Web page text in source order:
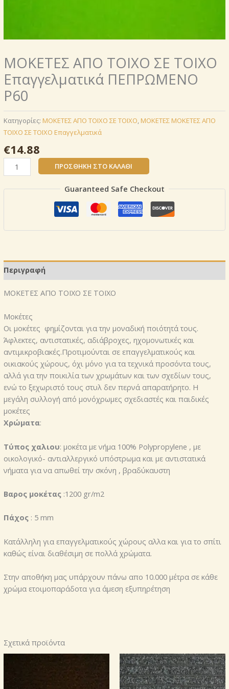
ΜΟΚΕΤΕΣ ΑΠΟ ΤΟΙΧΟ ΣΕ ΤΟΙΧΟ
Επαγγελματικά ΠΕΠΡΩΜΕΝΟ
P60
Κατηγορίες: ΜΟΚΕΤΕΣ ΑΠΟ ΤΟΙΧΟ ΣΕ ΤΟΙΧΟ, ΜΟΚΕΤΕΣ ΜΟΚΕΤΕΣ ΑΠΟ
ΤΟΙΧΟ ΣΕ ΤΟΙΧΟ Επαγγελματικά
€14.88
ΜΟΚΕΤΕΣ
ΑΠΟ
ΤΟΙΧΟ
ΠΕΠΡΩΜΕΝΟ
ΠΡΟΣΘΉΚΗ ΣΤΟ ΚΑΛΆΘΙ
Guaranteed Safe Checkout
Περιγραφή
ΜΟΚΕΤΕΣ ΑΠΟ ΤΟΙΧΟ ΣΕ ΤΟΙΧΟ
Μοκέτες
Οι μοκέτες φημίζονται για την μοναδική ποιότητά τους.
Άφλεκτες, αντιστατικές, αδιάβροχες, ηχομονωτικές και
αντιμικροβιακές.Προτιμούνται σε επαγγελματικούς και
οικιακούς χώρους, όχι μόνο για τα τεχνικά προσόντα τους,
αλλά για την ποικιλία των χρωμάτων και των σχεδίων τους,
ενώ το ξεχωριστό τους στυλ δεν περνά απαρατήρητο. Η
μεγάλη συλλογή από μονόχρωμες σχεδιαστές και παιδικές
μοκέτες
Χρώματα:
Τύπος χαλιου: μοκέτα με νήμα 100% Polypropylene , με
οικολογικό- αντιαλλεργικό υπόστρωμα και με αντιστατικά
νήματα για να απωθεί την σκόνη , βραδύκαυστη
Βαρος μοκέτας :1200 gr/m2
Πάχος : 5 mm
Κατάλληλη για επαγγελματικούς χώρους αλλα και για το σπίτι
καθώς είναι διαθέσιμη σε πολλά χρώματα.
Στην αποθήκη μας υπάρχουν πάνω απο 10.000 μέτρα σε κάθε
χρώμα ετοιμοπαράδοτα για άμεση εξυπηρέτηση
Σχετικά προϊόντα